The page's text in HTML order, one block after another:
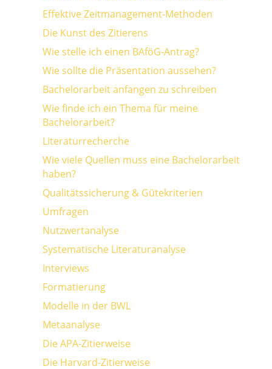
Effektive Zeitmanagement-Methoden
Die Kunst des Zitierens
Wie stelle ich einen BAföG-Antrag?
Wie sollte die Präsentation aussehen?
Bachelorarbeit anfangen zu schreiben
Wie finde ich ein Thema für meine
Bachelorarbeit?
Literaturrecherche
Wie viele Quellen muss eine Bachelorarbeit
haben?
Qualitätssicherung & Gütekriterien
Umfragen
Nutzwertanalyse
Systematische Literaturanalyse
Interviews
Formatierung
Modelle in der BWL
Metaanalyse
Die APA-Zitierweise
Die Harvard-Zitierweise